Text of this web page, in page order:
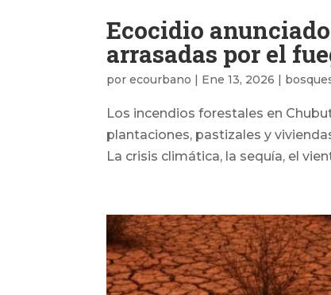
Ecocidio
arrasadas por el
porecourbano | Ene 13, 2026 |
Los incendios forestales en
plantaciones, pastizales y
La crisis climática, la sequía, el